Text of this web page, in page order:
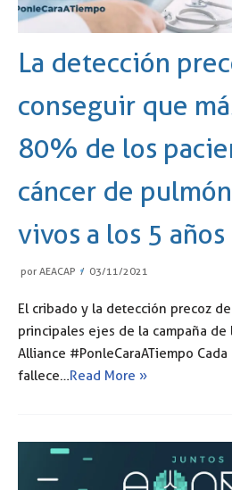
La detección
conseguir que
80% de los
cáncer de
vivos a los 5 años
por AEACAP 03/11/2021
El cribado y la detección precoz
principales ejes de la campaña de
Alliance #PonleCaraATiempo
fallece…Read More »